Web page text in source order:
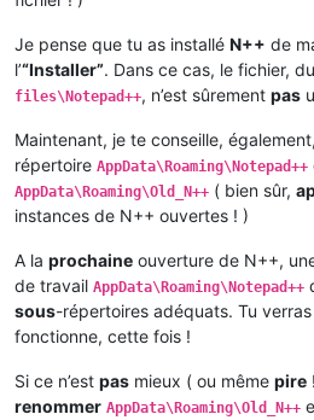
Je pense que tu as installé N++ de
l’“Installer”. Dans ce cas, le fichier,
files\Notepad++, n’est sûrement pas
Maintenant, je te conseille,
répertoire AppData\Roaming\Notepad++
AppData\Roaming\Old_N++ ( bien sûr,
instances de N++ ouvertes ! )
A la prochaine ouverture de N++,
de travail AppData\Roaming\Notepad++
sous-répertoires adéquats. Tu
fonctionne, cette fois !
Si ce n’est pas mieux ( ou même pire
renommer AppData\Roaming\Old_N++